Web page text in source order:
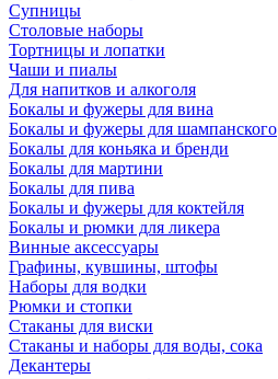
Супницы
Столовые наборы
Тортницы и лопатки
Чаши и пиалы
Для напитков и алкоголя
Бокалы и фужеры для вина
Бокалы и фужеры для шампанского
Бокалы для коньяка и бренди
Бокалы для мартини
Бокалы для пива
Бокалы и фужеры для коктейля
Бокалы и рюмки для ликера
Винные аксессуары
Графины, кувшины, штофы
Наборы для водки
Рюмки и стопки
Стаканы для виски
Стаканы и наборы для воды, сока
Декантеры